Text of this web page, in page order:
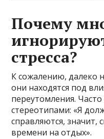
Почему
стресса?
К сожалению, далеко
они находятся под
переутомления.
стереотипами: «Я
справляются, значит,
времени на отдых».